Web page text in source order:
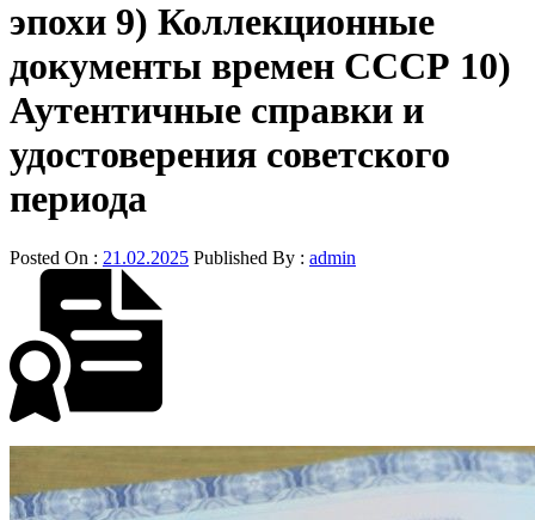
эпохи 9) Коллекционные
документы времен СССР 10)
Аутентичные справки и
удостоверения советского
периода
Posted On : 21.02.2025 Published By : admin